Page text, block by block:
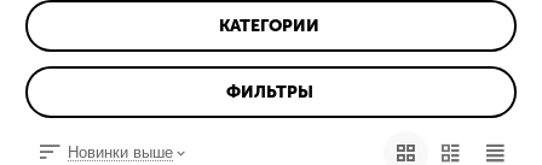
КАТЕГОРИИ
ФИЛЬТРЫ
Новинки выше